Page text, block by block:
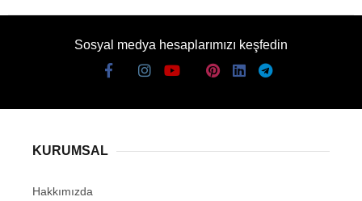
Sosyal medya hesaplarımızı keşfedin
KURUMSAL
Hakkımızda